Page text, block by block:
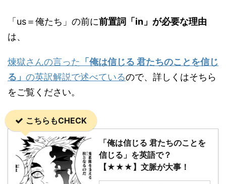
「us＝俺たち」の前に前置詞「in」が必要な理由
は、
煉獄さんの言った 「俺は信じる 君たちのことを信じ
る」 の英訳解説で述べているので、詳しくはそちら
をご覧ください。
こちらもCHECK
「俺は信じる 君たちのことを
信じる」を英語で？
【★★★】文脈が大事！